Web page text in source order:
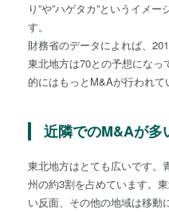
り”や”ハゲタカ”というイメ
す。
財務省のデータによれば、
東北地方は70との予想にな
的にはもっとM&Aが行われて
近隣でのM&Aが多
東北地方はとても広いです。
州の約3割を占めています。
い反面、その他の地域は移動